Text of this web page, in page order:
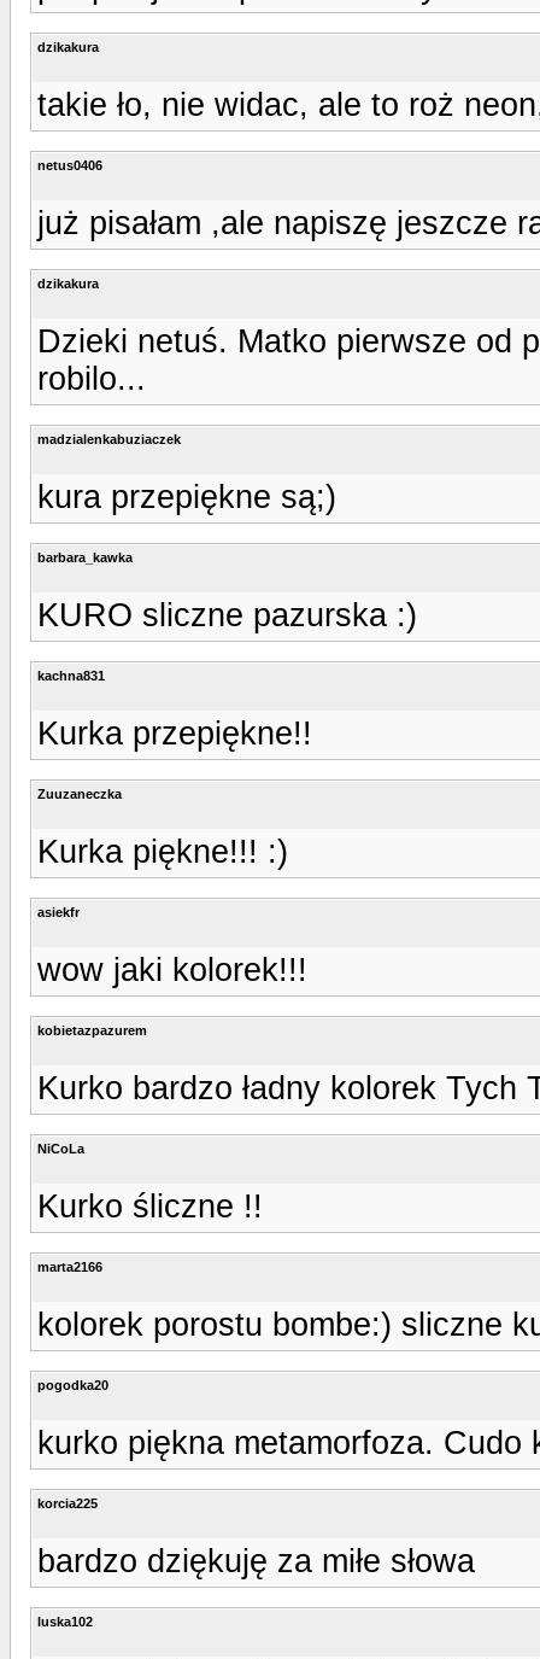
dzikakura
takie ło, nie widac, ale to roż
netus0406
już pisałam ,ale napiszę jeszcze
dzikakura
Dzieki netuś. Matko pierwsze od
robilo...
madzialenkabuziaczek
kura przepiękne są;)
barbara_kawka
KURO sliczne pazurska :)
kachna831
Kurka przepiękne!!
Zuuzaneczka
Kurka piękne!!! :)
asiekfr
wow jaki kolorek!!!
kobietazpazurem
Kurko bardzo ładny kolorek Tych
NiCoLa
Kurko śliczne !!
marta2166
kolorek porostu bombe:) sliczne
pogodka20
kurko piękna metamorfoza. Cudo
korcia225
bardzo dziękuję za miłe słowa
luska102